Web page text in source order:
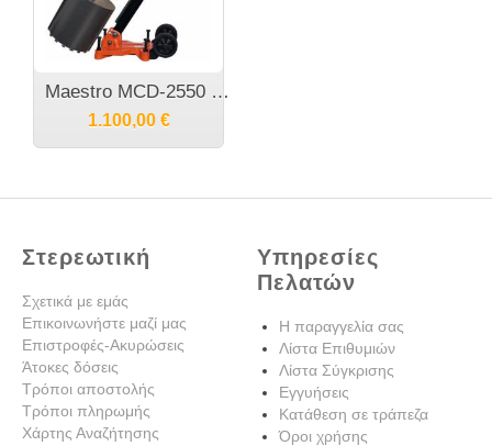
Maestro MCD-2550 BCE Καροτιέρα Διάτρησης
1.100,00 €
Στερεωτική
Σχετικά με εμάς
Επικοινωνήστε μαζί μας
Επιστροφές-Ακυρώσεις
Άτοκες δόσεις
Τρόποι αποστολής
Τρόποι πληρωμής
Χάρτης Αναζήτησης
Υπηρεσίες
Πελατών
Η παραγγελία σας
Λίστα Επιθυμιών
Λίστα Σύγκρισης
Εγγυήσεις
Κατάθεση σε τράπεζα
Όροι χρήσης